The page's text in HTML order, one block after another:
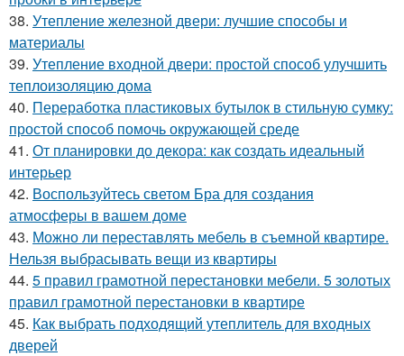
38. Утепление железной двери: лучшие способы и
материалы
39. Утепление входной двери: простой способ улучшить
теплоизоляцию дома
40. Переработка пластиковых бутылок в стильную сумку:
простой способ помочь окружающей среде
41. От планировки до декора: как создать идеальный
интерьер
42. Воспользуйтесь светом Бра для создания
атмосферы в вашем доме
43. Можно ли переставлять мебель в съемной квартире.
Нельзя выбрасывать вещи из квартиры
44. 5 правил грамотной перестановки мебели. 5 золотых
правил грамотной перестановки в квартире
45. Как выбрать подходящий утеплитель для входных
дверей